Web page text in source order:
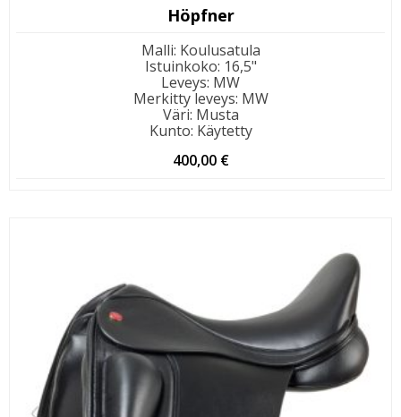
Höpfner
Malli: Koulusatula
Istuinkoko: 16,5"
Leveys: MW
Merkitty leveys: MW
Väri: Musta
Kunto: Käytetty
400,00 €